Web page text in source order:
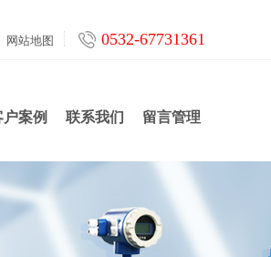
网站地图 0532-67731361
户案例 联系我们 留言管理